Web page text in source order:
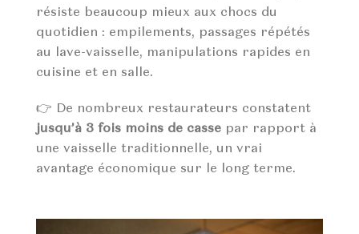
résiste beaucoup mieux aux chocs du
quotidien : empilements, passages répétés
au lave-vaisselle, manipulations rapides en
cuisine et en salle.
👉 De nombreux restaurateurs constatent
jusqu’à 3 fois moins de casse par rapport à
une vaisselle traditionnelle, un vrai
avantage économique sur le long terme.